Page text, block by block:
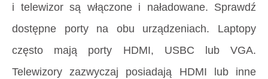
i telewizor są włączone i naładowane. Sprawdź
dostępne porty na obu urządzeniach. Laptopy
często mają porty HDMI, USBC lub VGA.
Telewizory zazwyczaj posiadają HDMI lub inne